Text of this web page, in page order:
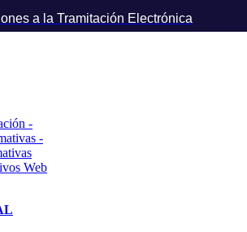
a la Tramitación Electrónica
-
-
Web